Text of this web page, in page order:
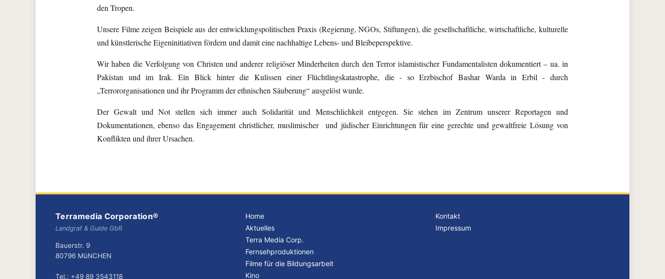
den Tropen.
Unsere Filme zeigen Beispiele aus der entwicklungspolitischen Praxis (Regierung, NGOs, Stiftungen), die gesellschaftliche, wirtschaftliche, kulturelle
und künstlerische Eigeninitiativen fördern und damit eine nachhaltige Lebens- und Bleibeperspektive.
Wir haben die Verfolgung von Christen und anderer religiöser Minderheiten durch den Terror islamistischer Fundamentalisten dokumentiert – ua. in
Pakistan und im Irak. Ein Blick hinter die Kulissen einer Flüchtlingskatastrophe, die - so Erzbischof Bashar Warda in Erbil - durch
„Terrororganisationen und ihr Programm der ethnischen Säuberung“ ausgelöst wurde.
Der Gewalt und Not stellen sich immer auch Solidarität und Menschlichkeit entgegen. Sie stehen im Zentrum unserer Reportagen und
Dokumentationen, ebenso das Engagement christlicher, muslimischer und jüdischer Einrichtungen für eine gerechte und gewaltfreie Lösung von
Konflikten und ihrer Ursachen.
Terramedia Corporation®
Landgraf & Gulde GbR
Bauerstr. 9
80796 MüNCHEN
Tel.: +49 89 3543118
Home
Aktuelles
Terra Media Corp.
Fernsehproduktionen
Filme für die Bildungsarbeit
Kino
Kontakt
Impressum